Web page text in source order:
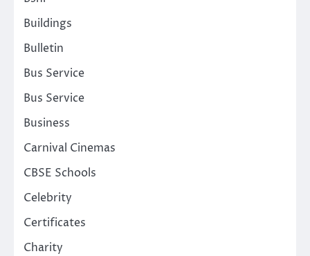
Buildings
Bulletin
Bus Service
Bus Service
Business
Carnival Cinemas
CBSE Schools
Celebrity
Certificates
Charity